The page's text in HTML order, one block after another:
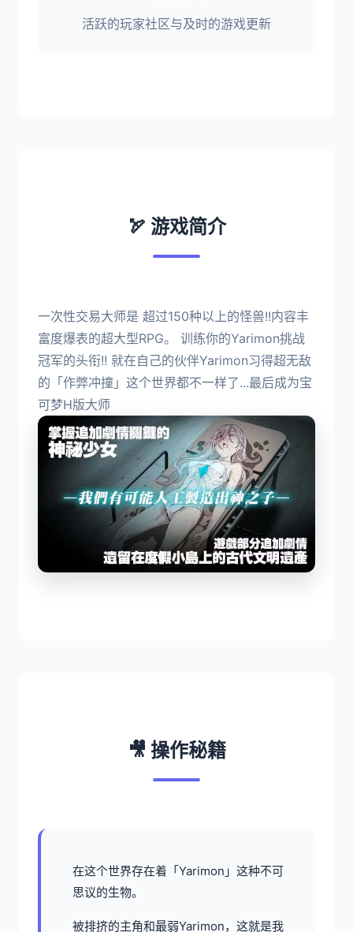
活跃的玩家社区与及时的游戏更新
🏹 游戏简介
一次性交易大师是 超过150种以上的怪兽!!内容丰
富度爆表的超大型RPG。 训练你的Yarimon挑战
冠军的头衔!! 就在自己的伙伴Yarimon习得超无敌
的「作弊冲撞」这个世界都不一样了...最后成为宝
可梦H版大师
🎥 操作秘籍
在这个世界存在着「Yarimon」这种不可
思议的生物。
被排挤的主角和最弱Yarimon，这就是我